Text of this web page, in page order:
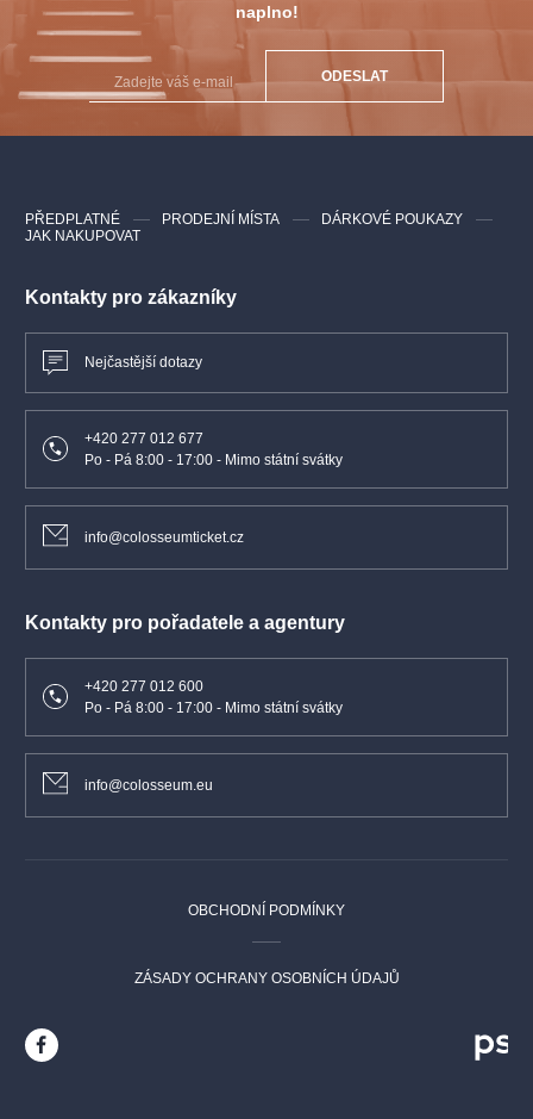
naplno!
ODESLAT
Kontakty pro zákazníky
Nejčastější dotazy
+420 277 012 677
Po - Pá 8:00 - 17:00 - Mimo státní svátky
info@colosseumticket.cz
Kontakty pro pořadatele a agentury
+420 277 012 600
Po - Pá 8:00 - 17:00 - Mimo státní svátky
info@colosseum.eu
PŘEDPLATNÉ PRODEJNÍ MÍSTA
DÁRKOVÉ POUKAZY
JAK NAKUPOVAT
OBCHODNÍ PODMÍNKY
ZÁSADY OCHRANY OSOBNÍCH ÚDAJŮ